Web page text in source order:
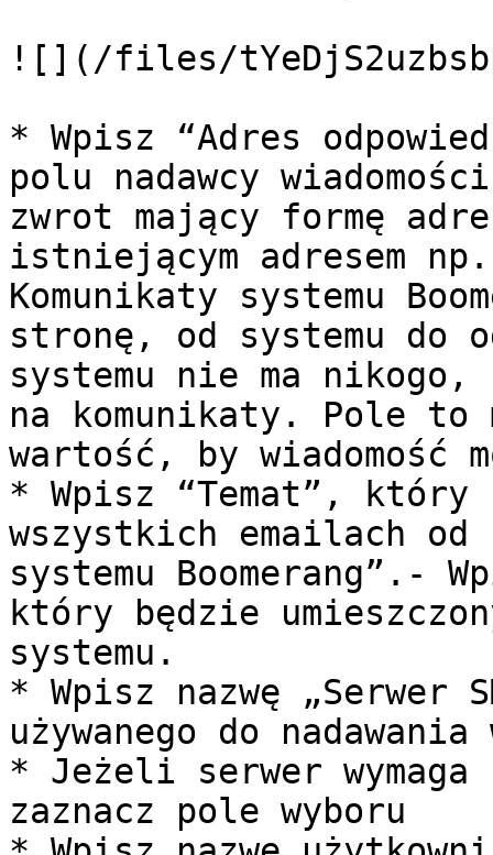
![](/files/
* Wpisz “Adres
polu nadawcy
zwrot mający formę
istniejącym adresem
Komunikaty systemu
stronę, od systemu do
systemu nie ma
na komunikaty. Pole to
wartość, by wiadomość
* Wpisz “Temat”, który
wszystkich emailach od
systemu Boomerang”.-
który będzie
systemu.
* Wpisz nazwę „Serwer
używanego do
* Jeżeli serwer wymaga
zaznacz pole wyboru